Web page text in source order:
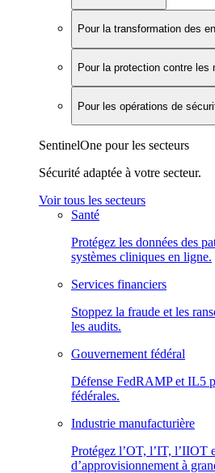
Pour la transformation des
Pour la protection contre les
Pour les opérations de
SentinelOne pour les secteurs
Sécurité adaptée à votre secteur.
Voir tous les secteurs
Santé
Protégez les données des
systèmes cliniques en ligne.
Services financiers
Stoppez la fraude et les
les audits.
Gouvernement fédéral
Défense FedRAMP et IL5
fédérales.
Industrie manufacturière
Protégez l’OT, l’IT, l’IIOT
d’approvisionnement à